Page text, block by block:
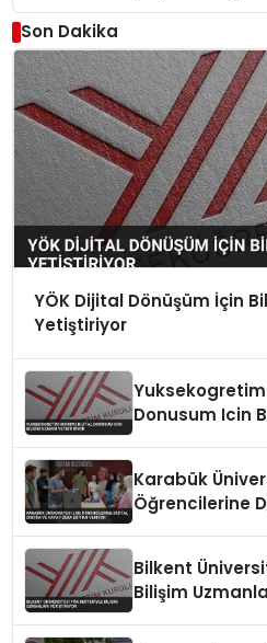
Son Dakika
YÖK Dijital Dönüşüm İçin
Yetiştiriyor
Donusum Icin
Karabük
Öğrencilerine
Bilkent
Bilişim